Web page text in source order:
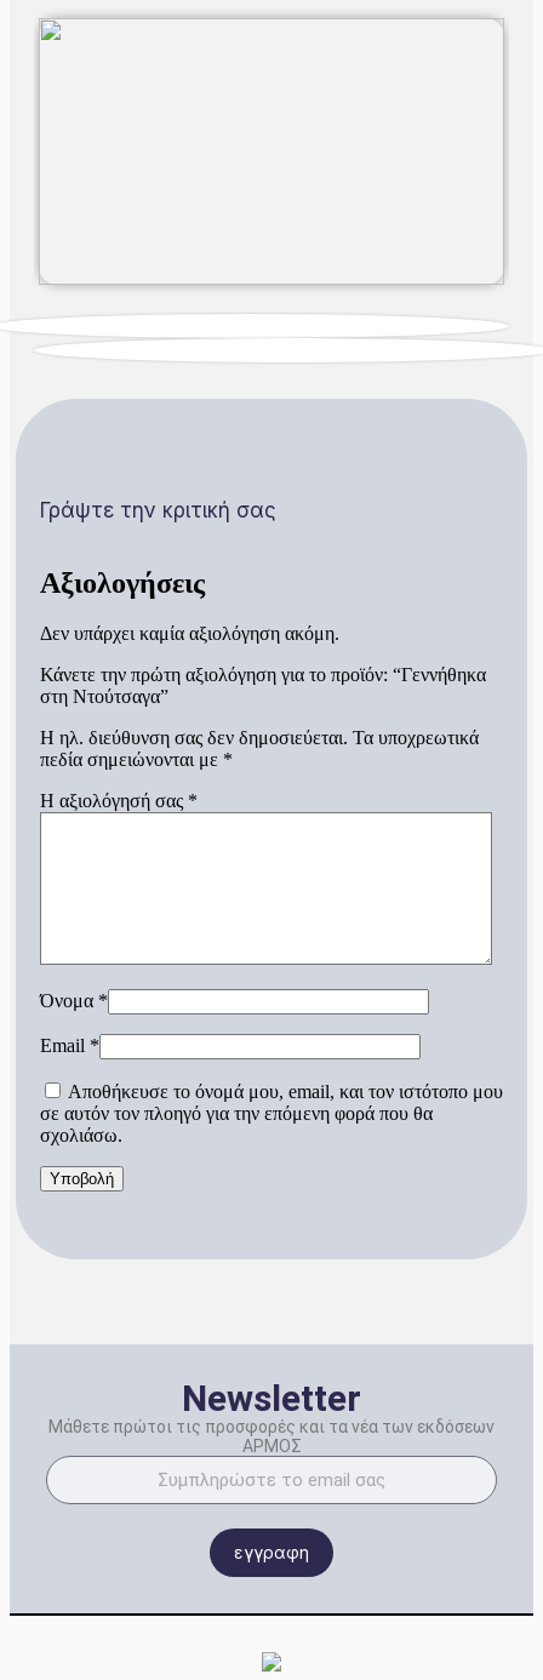
Γράψτε την κριτική σας
Αξιολογήσεις
Δεν υπάρχει καμία αξιολόγηση ακόμη.
Κάνετε την πρώτη αξιολόγηση για το προϊόν: “Γεννήθηκα
στη Ντούτσαγα”
Η ηλ. διεύθυνση σας δεν δημοσιεύεται. Τα υποχρεωτικά
πεδία σημειώνονται με *
Η αξιολόγησή σας *
Όνομα *
Email *
Αποθήκευσε το όνομά μου, email, και τον ιστότοπο μου
σε αυτόν τον πλοηγό για την επόμενη φορά που θα
σχολιάσω.
Newsletter
Μάθετε πρώτοι τις προσφορές και τα νέα των εκδόσεων
ΑΡΜΟΣ
εγγραφη